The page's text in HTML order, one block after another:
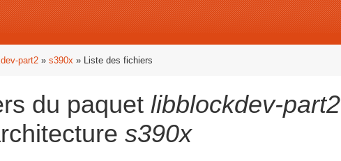
part2 » s390x » Liste des fichiers
du paquet libblockdev-part2
s390x